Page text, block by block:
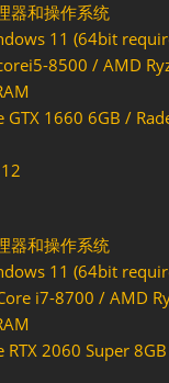
器和操作系统
11 (64bit
8500 / AMD
GTX 1660 6GB /
器和操作系统
11 (64bit
i7-8700 / AMD
RTX 2060 Super